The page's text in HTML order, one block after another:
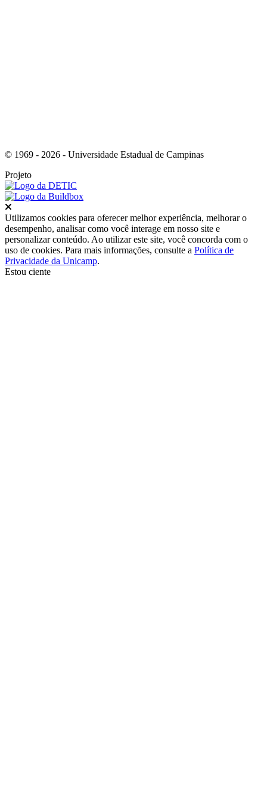
© 1969 - 2026 - Universidade Estadual de Campinas
Projeto
Utilizamos cookies para oferecer melhor experiência, melhorar o
desempenho, analisar como você interage em nosso site e
personalizar conteúdo. Ao utilizar este site, você concorda com o
uso de cookies. Para mais informações, consulte a Política de
Privacidade da Unicamp.
Estou ciente